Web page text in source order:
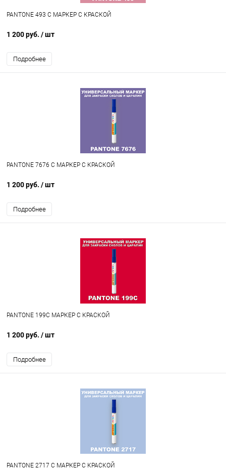
PANTONE 493 C МАРКЕР С КРАСКОЙ
1 200 руб. / шт
Подробнее
PANTONE 7676 C МАРКЕР С КРАСКОЙ
1 200 руб. / шт
Подробнее
PANTONE 199C МАРКЕР С КРАСКОЙ
1 200 руб. / шт
Подробнее
PANTONE 2717 C МАРКЕР С КРАСКОЙ